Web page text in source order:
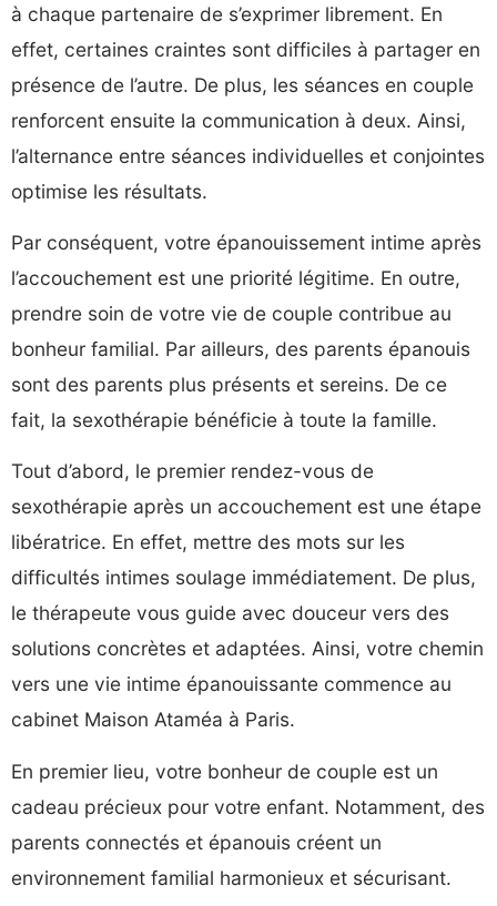
à chaque partenaire de s’exprimer librement. En
effet, certaines craintes sont difficiles à partager en
présence de l’autre. De plus, les séances en couple
renforcent ensuite la communication à deux. Ainsi,
l’alternance entre séances individuelles et conjointes
optimise les résultats.
Par conséquent, votre épanouissement intime après
l’accouchement est une priorité légitime. En outre,
prendre soin de votre vie de couple contribue au
bonheur familial. Par ailleurs, des parents épanouis
sont des parents plus présents et sereins. De ce
fait, la sexothérapie bénéficie à toute la famille.
Tout d’abord, le premier rendez-vous de
sexothérapie après un accouchement est une étape
libératrice. En effet, mettre des mots sur les
difficultés intimes soulage immédiatement. De plus,
le thérapeute vous guide avec douceur vers des
solutions concrètes et adaptées. Ainsi, votre chemin
vers une vie intime épanouissante commence au
cabinet Maison Ataméa à Paris.
En premier lieu, votre bonheur de couple est un
cadeau précieux pour votre enfant. Notamment, des
parents connectés et épanouis créent un
environnement familial harmonieux et sécurisant.